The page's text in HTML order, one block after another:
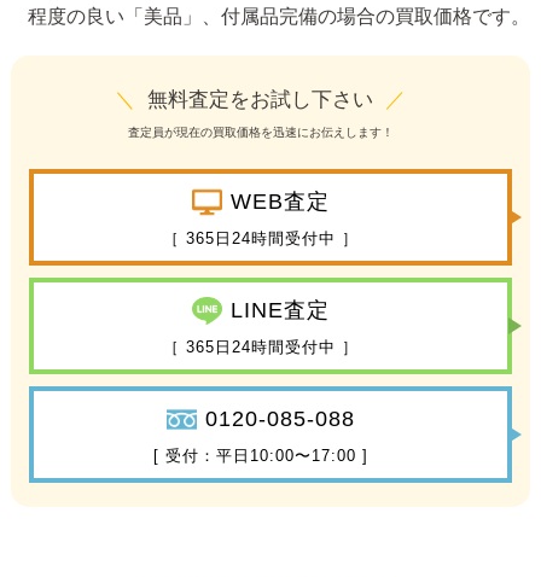
程度の良い「美品」、付属品完備の場合の買取価格です。
＼ 無料査定をお試し下さい ／
査定員が現在の買取価格を迅速にお伝えします！
WEB査定
［ 365日24時間受付中 ］
LINE査定
［ 365日24時間受付中 ］
0120-085-088
[ 受付：平日10:00〜17:00 ]